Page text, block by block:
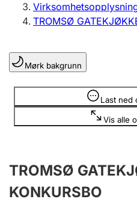
Enkeltpersonforetak
Registrere, endre, slette
Lag og forening
Registrere, endre, slette
Årsregnskap
Innsending og
TROMSØ
Mørk bakgrunn
Last ned
Vis alle
Opplysninger er skjult
TROMSØ
KONKURSBO